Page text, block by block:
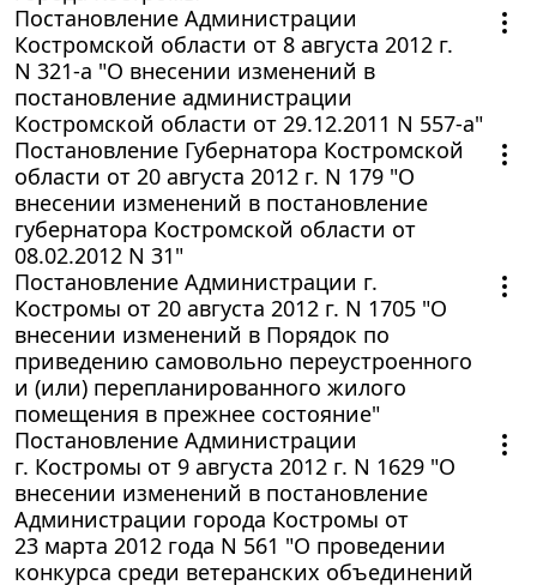
Постановление Администрации
Костромской области от 8 августа 2012 г.
N 321-а "О внесении изменений в
постановление администрации
Костромской области от 29.12.2011 N 557-а"
Постановление Губернатора Костромской
области от 20 августа 2012 г. N 179 "О
внесении изменений в постановление
губернатора Костромской области от
08.02.2012 N 31"
Постановление Администрации г.
Костромы от 20 августа 2012 г. N 1705 "О
внесении изменений в Порядок по
приведению самовольно переустроенного
и (или) перепланированного жилого
помещения в прежнее состояние"
Постановление Администрации
г. Костромы от 9 августа 2012 г. N 1629 "О
внесении изменений в постановление
Администрации города Костромы от
23 марта 2012 года N 561 "О проведении
конкурса среди ветеранских объединений